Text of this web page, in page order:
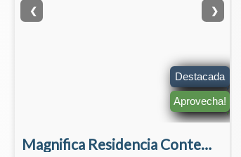
❮ ❯
Destacada
Aprovecha!
Magnifica Residencia Contemporánea en Venta | Bugambilias, Zapopan